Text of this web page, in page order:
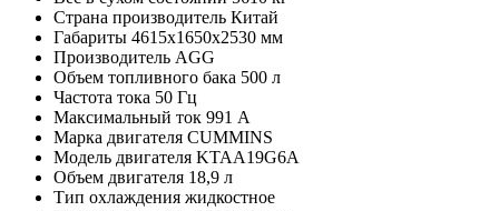
Страна производитель Китай
Габариты 4615x1650x2530 мм
Производитель AGG
Объем топливного бака 500 л
Частота тока 50 Гц
Максимальный ток 991 А
Марка двигателя CUMMINS
Модель двигателя KTAA19G6A
Объем двигателя 18,9 л
Тип охлаждения жидкостное